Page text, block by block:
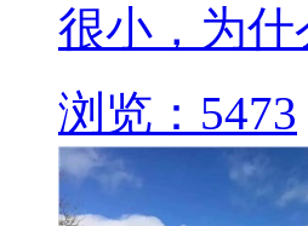
很小，为
浏览：5473